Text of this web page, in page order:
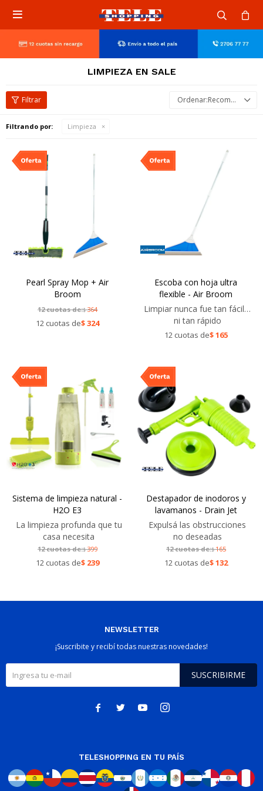

LIMPIEZA EN SALE
Recomendados
Filtrando por: Limpieza
Pearl Spray Mop + Air
Broom
12 cuotas de:$364
12 cuotas de$324
Escoba con hoja ultra
flexible - Air Broom
Limpiar nunca fue tan fácil…
ni tan rápido
12 cuotas de$165
Sistema de limpieza natural -
H2O E3
La limpieza profunda que tu
casa necesita
12 cuotas de:$399
12 cuotas de$ 239
Destapador de inodoros y
lavamanos - Drain Jet
Expulsá las obstrucciones
no deseadas
12 cuotas de:$165
12 cuotas de$132
NEWSLETTER
¡Suscribite y recibí todas nuestras novedades!
SUSCRIBIRME
   
TELESHOPPING EN TU PAÍS